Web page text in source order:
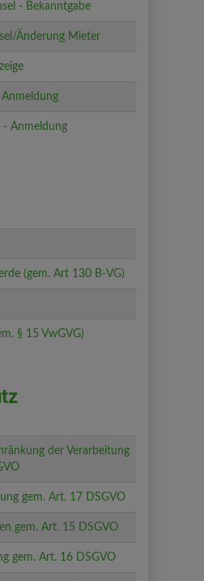
- Bekanntgabe
Änderung Mieter
Anmeldung
- Anmeldung
(gem. Art 130 B-VG)
§ 15 VwGVG)
der Verarbeitung
gem. Art. 17 DSGVO
gem. Art. 15 DSGVO
gem. Art. 16 DSGVO